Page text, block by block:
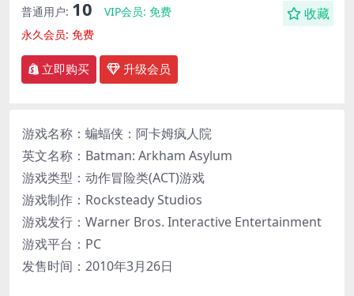
普通用户: 10 VIP会员: 免费
永久会员: 免费
收藏
立即购买 升级会员
游戏名称：蝙蝠侠：阿卡姆疯人院
英文名称：Batman: Arkham Asylum
游戏类型：动作冒险类(ACT)游戏
游戏制作：Rocksteady Studios
游戏发行：Warner Bros. Interactive Entertainment
游戏平台：PC
发售时间：2010年3月26日